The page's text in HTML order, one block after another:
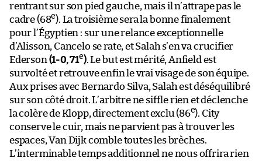
rentrant sur son pied gauche, mais il n’attrape pas le
cadre (68e). La troisième sera la bonne finalement
pour l’Égyptien : sur une relance exceptionnelle
d’Alisson, Cancelo se rate, et Salah s’en va crucifier
Ederson (1-0, 71e). Le but est mérité, Anfield est
survolté et retrouve enfin le vrai visage de son équipe.
Aux prises avec Bernardo Silva, Salah est déséquilibré
sur son côté droit. L’arbitre ne siffle rien et déclenche
la colère de Klopp, directement exclu (86e). City
conserve le cuir, mais ne parvient pas à trouver les
espaces, Van Dijk comble toutes les brèches.
L’interminable temps additionnel ne nous offrira rien